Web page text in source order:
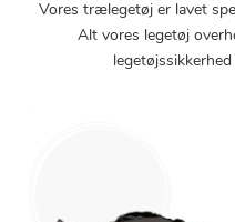
Vores trælegetøj er lavet
Alt vores legetøj